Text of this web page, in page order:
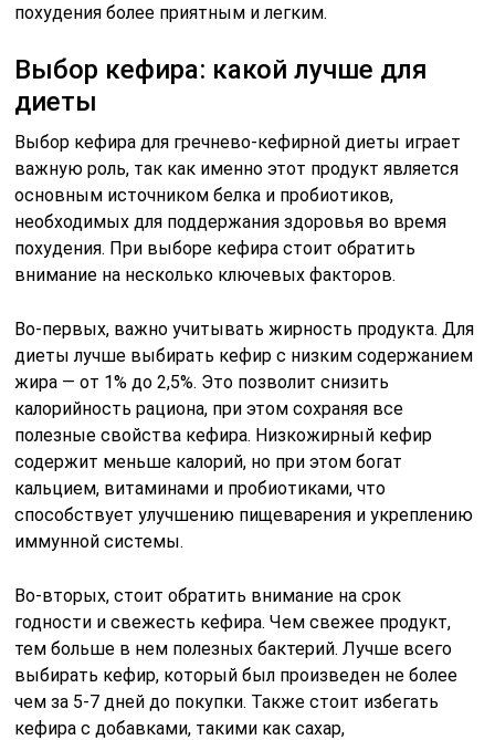
похудения более приятным и легким.
Выбор кефира: какой лучше для
диеты
Выбор кефира для гречнево-кефирной диеты играет
важную роль, так как именно этот продукт является
основным источником белка и пробиотиков,
необходимых для поддержания здоровья во время
похудения. При выборе кефира стоит обратить
внимание на несколько ключевых факторов.
Во-первых, важно учитывать жирность продукта. Для
диеты лучше выбирать кефир с низким содержанием
жира — от 1% до 2,5%. Это позволит снизить
калорийность рациона, при этом сохраняя все
полезные свойства кефира. Низкожирный кефир
содержит меньше калорий, но при этом богат
кальцием, витаминами и пробиотиками, что
способствует улучшению пищеварения и укреплению
иммунной системы.
Во-вторых, стоит обратить внимание на срок
годности и свежесть кефира. Чем свежее продукт,
тем больше в нем полезных бактерий. Лучше всего
выбирать кефир, который был произведен не более
чем за 5-7 дней до покупки. Также стоит избегать
кефира с добавками, такими как сахар,